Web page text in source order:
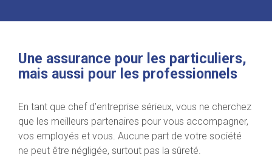
Une assurance pour les particuliers,
mais aussi pour les professionnels
En tant que chef d’entreprise sérieux, vous ne cherchez
que les meilleurs partenaires pour vous accompagner,
vos employés et vous. Aucune part de votre société
ne peut être négligée, surtout pas la sûreté.